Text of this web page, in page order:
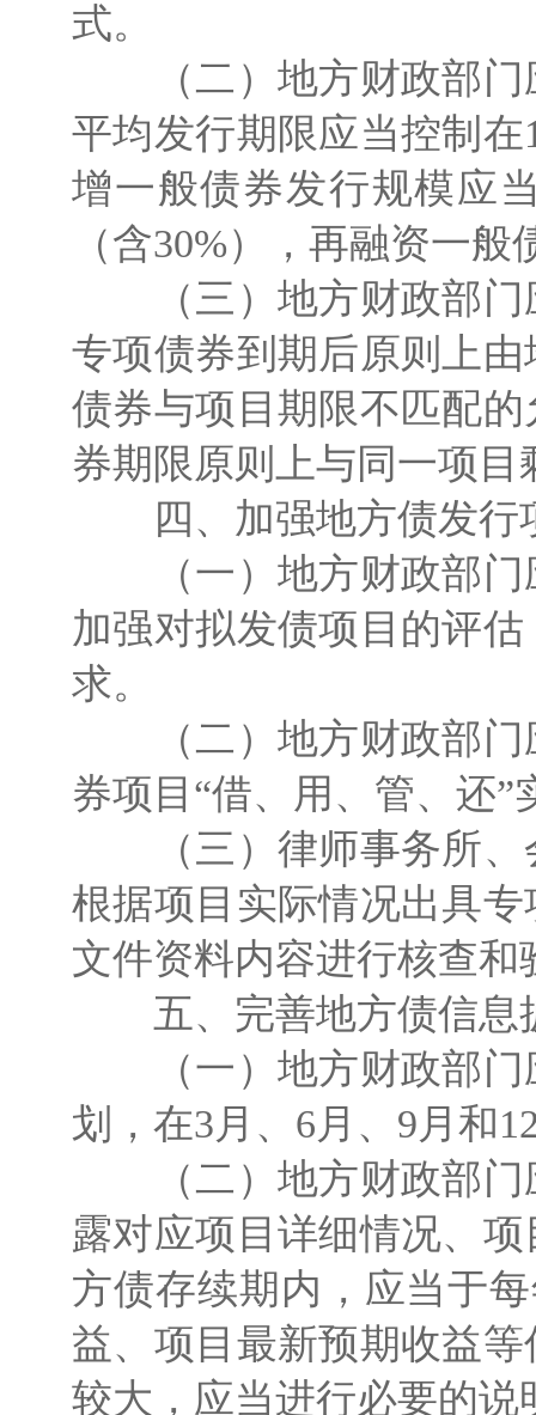
式。
（二）地方财政部门
平均发行期限应当控制
增一般债券发行规模应
（含30%），再融资一
（三）地方财政部门
专项债券到期后原则上
债券与项目期限不匹配
券期限原则上与同一项目
四、加强地方债发
（一）地方财政部门
加强对拟发债项目的评
求。
（二）地方财政部门
券项目“借、用、管、还
（三）律师事务所、
根据项目实际情况出具
文件资料内容进行核查
五、完善地方债信息
（一）地方财政部门
划，在3月、6月、9月和
（二）地方财政部门
露对应项目详细情况、
方债存续期内，应当于
益、项目最新预期收益
较大，应当进行必要的说